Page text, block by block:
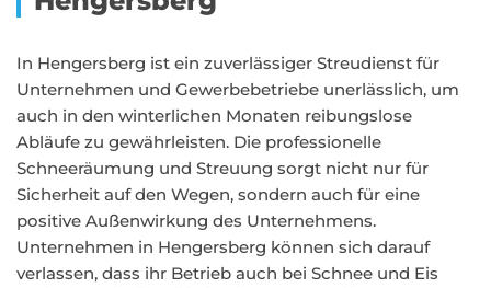
In Hengersberg ist ein zuverlässiger Streudienst für
Unternehmen und Gewerbebetriebe unerlässlich, um
auch in den winterlichen Monaten reibungslose
Abläufe zu gewährleisten. Die professionelle
Schneeräumung und Streuung sorgt nicht nur für
Sicherheit auf den Wegen, sondern auch für eine
positive Außenwirkung des Unternehmens.
Unternehmen in Hengersberg können sich darauf
verlassen, dass ihr Betrieb auch bei Schnee und Eis